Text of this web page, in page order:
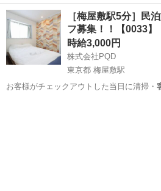
ります。) ※…
滋賀 大津市 ホテル
［梅屋敷駅5分］民
フ募集！！【0033】
時給3,000円
株式会社PQD
東京都 梅屋敷駅
お客様がチェックアウトした当日に清掃・